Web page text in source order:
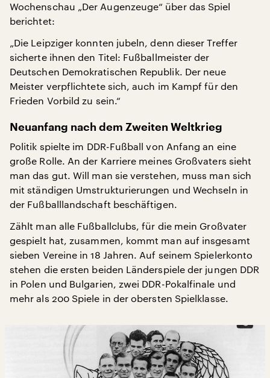
Wochenschau „Der Augenzeuge“ über das Spiel
berichtet:
„Die Leipziger konnten jubeln, denn dieser Treffer
sicherte ihnen den Titel: Fußballmeister der
Deutschen Demokratischen Republik. Der neue
Meister verpflichtete sich, auch im Kampf für den
Frieden Vorbild zu sein.“
Neuanfang nach dem Zweiten Weltkrieg
Politik spielte im DDR-Fußball von Anfang an eine
große Rolle. An der Karriere meines Großvaters sieht
man das gut. Will man sie verstehen, muss man sich
mit ständigen Umstrukturierungen und Wechseln in
der Fußballlandschaft beschäftigen.
Zählt man alle Fußballclubs, für die mein Großvater
gespielt hat, zusammen, kommt man auf insgesamt
sieben Vereine in 18 Jahren. Auf seinem Spielerkonto
stehen die ersten beiden Länderspiele der jungen DDR
in Polen und Bulgarien, zwei DDR-Pokalfinale und
mehr als 200 Spiele in der obersten Spielklasse.